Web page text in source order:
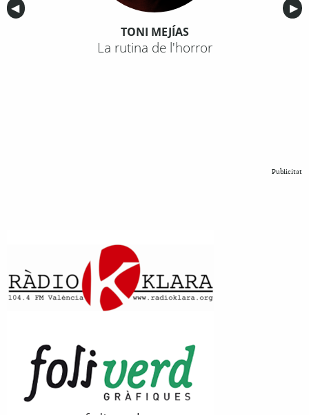
Anterior
◀︎ ▶︎
TONI MEJÍAS
La rutina de l'horror
Publicitat